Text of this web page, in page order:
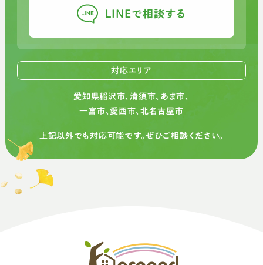
LINEで相談する
対応エリア
愛知県稲沢市、清須市、あま市、
一宮市、愛西市、北名古屋市
上記以外でも対応可能です。ぜひご相談ください。